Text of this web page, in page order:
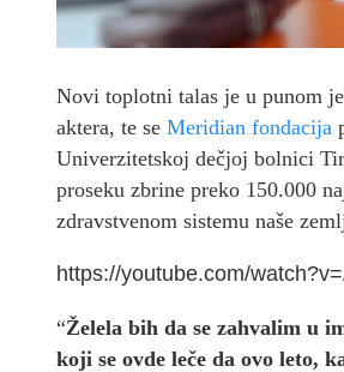
Novi toplotni talas je u punom
aktera, te se Meridian fondacija
Univerzitetskoj dečjoj bolnici
proseku zbrine preko 150.000
zdravstvenom sistemu naše
https://youtube.com/
“Želela bih da se zahvalim u
koji se ovde leče da ovo leto,